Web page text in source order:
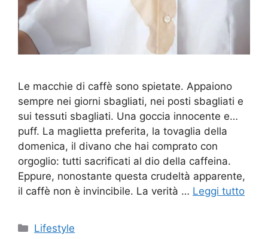
Le macchie di caffè sono spietate. Appaiono
sempre nei giorni sbagliati, nei posti sbagliati e
sui tessuti sbagliati. Una goccia innocente e…
puff. La maglietta preferita, la tovaglia della
domenica, il divano che hai comprato con
orgoglio: tutti sacrificati al dio della caffeina.
Eppure, nonostante questa crudeltà apparente,
il caffè non è invincibile. La verità … Leggi tutto
Categorie
Lifestyle